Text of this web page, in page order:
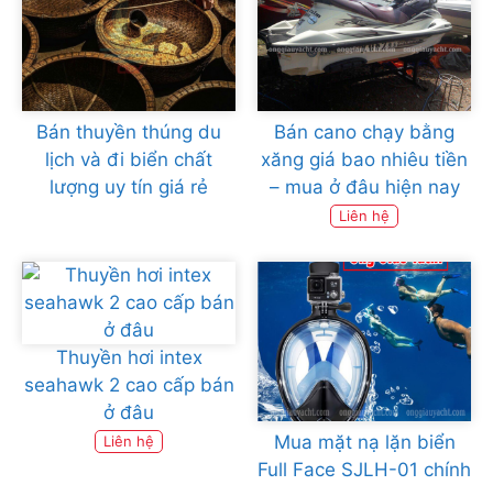
Bán thuyền thúng du
lịch và đi biển chất
lượng uy tín giá rẻ
Bán cano chạy bằng
xăng giá bao nhiêu tiền
– mua ở đâu hiện nay
Liên hệ
Thuyền hơi intex
seahawk 2 cao cấp bán
ở đâu
Liên hệ
Mua mặt nạ lặn biển
Full Face SJLH-01 chính